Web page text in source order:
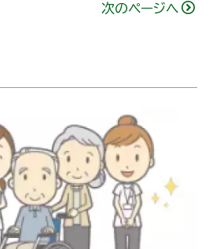
次のページへ